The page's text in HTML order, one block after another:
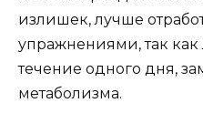
излишек, лучше
упражнениями, так
течение одного дня,
метаболизма.